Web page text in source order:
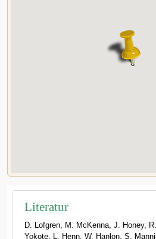
Literatur
D. Lofgren, M. McKenna, J. Honey,
Yokote, L. Henn, W. Hanlon, S.